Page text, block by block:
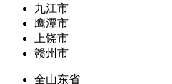
九江市
鹰潭市
上饶市
赣州市
全山东省